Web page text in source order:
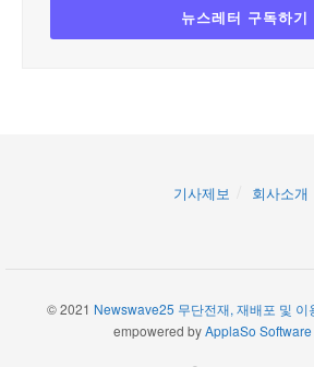
기사제보 회사소개
© 2021 Newswave25 무단전재, 재배포 및 이
empowered byApplaSo